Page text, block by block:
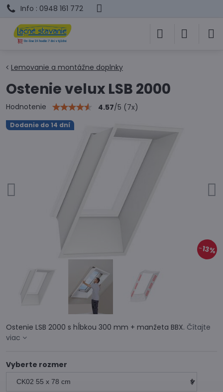
Info : 0948 161 772
Dodanie do 14 dní
13%
Lemovanie a montážne doplnky
Ostenie velux LSB 2000
Hodnotenie 4.57/5 (7x)
Ostenie LSB 2000 s hĺbkou 300 mm + manžeta BBX. Čítajte
viac
Vyberte rozmer